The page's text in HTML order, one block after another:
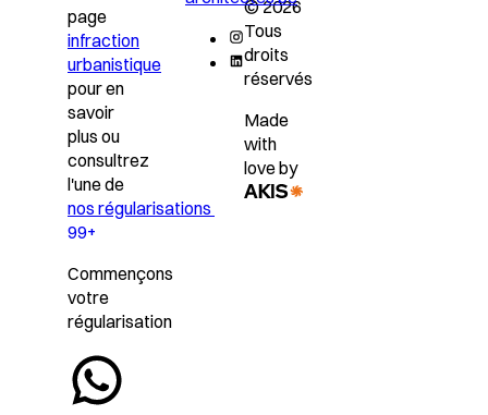
page
infraction
urbanistique
pour en
savoir
plus ou
consultrez
l'une de
nos régularisations
99+
Commençons
votre
régularisation
© 2026
Tous
droits
réservés
Made
with
love by